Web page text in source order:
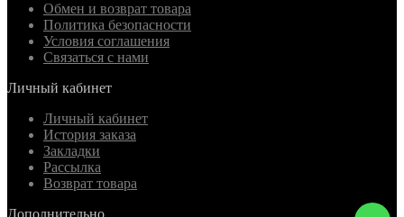
Обмен и возврат товара
Политика безопасности
Условия соглашения
Связаться с нами
Личный кабинет
Личный кабинет
История заказа
Закладки
Рассылка
Возврат товара